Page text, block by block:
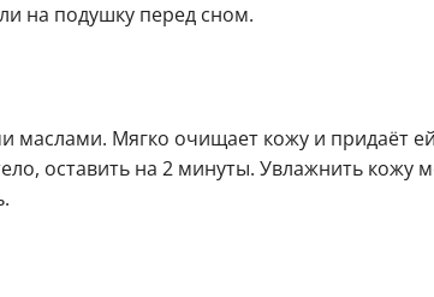
на подушку перед сном.
Мягко очищает кожу и придаёт ей
оставить на 2 минуты. Увлажнить кожу